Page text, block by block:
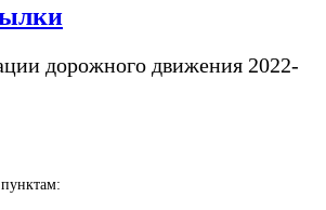
дорожного движения 2022-